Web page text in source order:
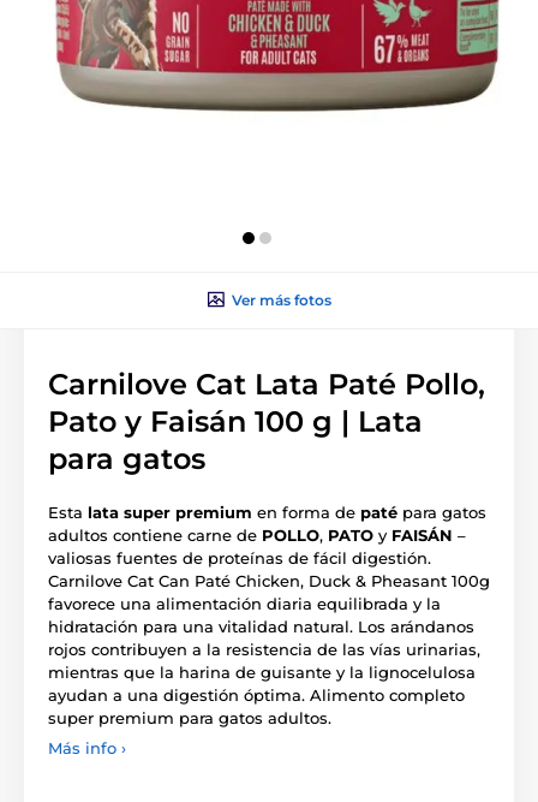
Ver más fotos
Carnilove Cat Lata Paté Pollo,
Pato y Faisán 100 g | Lata
para gatos
Esta lata super premium en forma de paté para gatos
adultos contiene carne de POLLO, PATO y FAISÁN –
valiosas fuentes de proteínas de fácil digestión.
Carnilove Cat Can Paté Chicken, Duck & Pheasant 100g
favorece una alimentación diaria equilibrada y la
hidratación para una vitalidad natural. Los arándanos
rojos contribuyen a la resistencia de las vías urinarias,
mientras que la harina de guisante y la lignocelulosa
ayudan a una digestión óptima. Alimento completo
super premium para gatos adultos.
Más info ›